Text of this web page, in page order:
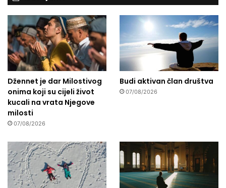
Džennet je dar Milostivog
onima koji su cijeli život
kucali na vrata Njegove
milosti
07/08/2026
Budi aktivan član društva
07/08/2026